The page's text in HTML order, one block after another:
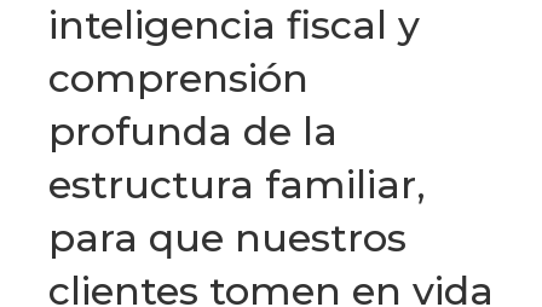
inteligencia fiscal y
comprensión
profunda de la
estructura familiar,
para que nuestros
clientes tomen en vida